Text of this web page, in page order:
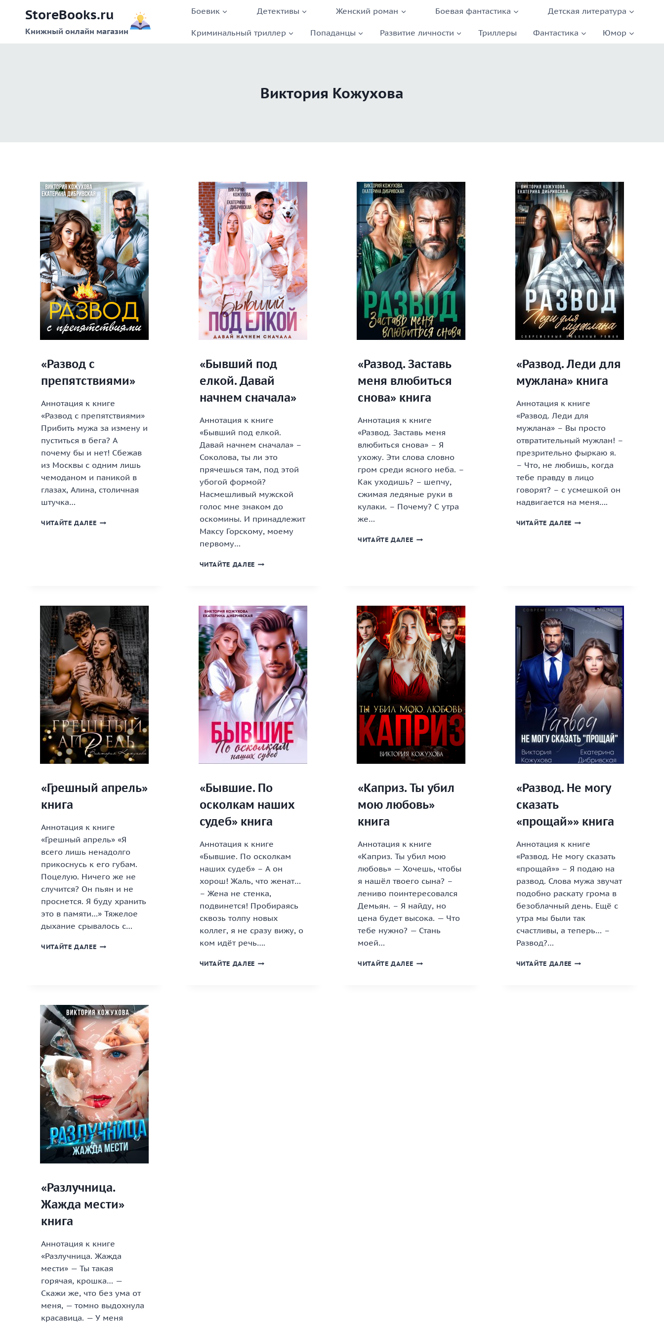
содержимому
StoreBooks.ru
Книжный онлайн магазин
Боевик Детективы Женский роман Боевая фантастика Детская литература
Криминальный триллер Попаданцы Развитие личности Триллеры Фантастика Юмор
Виктория Кожухова
«Развод с
препятствиями»
Аннотация к книге
«Развод с препятствиями»
Прибить мужа за измену и
пуститься в бега? А
почему бы и нет! Сбежав
из Москвы с одним лишь
чемоданом и паникой в
глазах, Алина, столичная
штучка…
ЧИТАЙТЕ ДАЛЕЕ «РАЗВОД
«Бывший под
елкой. Давай
начнем сначала»
Аннотация к книге
«Бывший под елкой.
Давай начнем сначала» –
Соколова, ты ли это
прячешься там, под этой
убогой формой?
Насмешливый мужской
голос мне знаком до
оскомины. И принадлежит
Максу Горскому, моему
первому…
ЧИТАЙТЕ ДАЛЕЕ «БЫВШИЙ
СНАЧАЛА»
«Развод. Заставь
меня влюбиться
снова» книга
Аннотация к книге
«Развод. Заставь меня
влюбиться снова» – Я
ухожу. Эти слова словно
гром среди ясного неба. –
Как уходишь? – шепчу,
сжимая ледяные руки в
кулаки. – Почему? С утра
же…
ЧИТАЙТЕ ДАЛЕЕ «РАЗВОД.
«Развод. Леди для
мужлана» книга
Аннотация к книге
«Развод. Леди для
мужлана» – Вы просто
отвратительный мужлан! –
презрительно фыркаю я.
– Что, не любишь, когда
тебе правду в лицо
говорят? – с усмешкой он
надвигается на меня….
ЧИТАЙТЕ ДАЛЕЕ «РАЗВОД.
«Грешный апрель»
книга
Аннотация к книге
«Грешный апрель» «Я
всего лишь ненадолго
прикоснусь к его губам.
Поцелую. Ничего же не
случится? Он пьян и не
проснется. Я буду хранить
это в памяти…» Тяжелое
дыхание срывалось с…
ЧИТАЙТЕ ДАЛЕЕ «ГРЕШНЫЙ
«Бывшие. По
осколкам наших
судеб» книга
Аннотация к книге
«Бывшие. По осколкам
наших судеб» – А он
хорош! Жаль, что женат…
– Жена не стенка,
подвинется! Пробираясь
сквозь толпу новых
коллег, я не сразу вижу, о
ком идёт речь….
ЧИТАЙТЕ ДАЛЕЕ «БЫВШИЕ.
«Каприз. Ты убил
мою любовь»
книга
Аннотация к книге
«Каприз. Ты убил мою
любовь» — Хочешь, чтобы
я нашёл твоего сына? –
лениво поинтересовался
Демьян. – Я найду, но
цена будет высока. — Что
тебе нужно? — Стань
моей…
ЧИТАЙТЕ ДАЛЕЕ «КАПРИЗ.
«Развод. Не могу
сказать
«прощай»» книга
Аннотация к книге
«Развод. Не могу сказать
«прощай»» – Я подаю на
развод. Слова мужа звучат
подобно раскату грома в
безоблачный день. Ещё с
утра мы были так
счастливы, а теперь… –
Развод?…
ЧИТАЙТЕ ДАЛЕЕ «РАЗВОД.
«Разлучница.
Жажда мести»
книга
Аннотация к книге
«Разлучница. Жажда
мести» — Ты такая
горячая, крошка… —
Скажи же, что без ума от
меня, — томно выдохнула
красавица. — У меня